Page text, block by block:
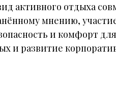
активного отдыха
мнению,
и комфорт
и развитие